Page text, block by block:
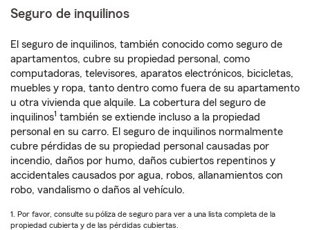
Seguro de inquilinos
El seguro de inquilinos, también conocido como seguro de
apartamentos, cubre su propiedad personal, como
computadoras, televisores, aparatos electrónicos, bicicletas,
muebles y ropa, tanto dentro como fuera de su apartamento
u otra vivienda que alquile. La cobertura del seguro de
inquilinos1 también se extiende incluso a la propiedad
personal en su carro. El seguro de inquilinos normalmente
cubre pérdidas de su propiedad personal causadas por
incendio, daños por humo, daños cubiertos repentinos y
accidentales causados por agua, robos, allanamientos con
robo, vandalismo o daños al vehículo.
1. Por favor, consulte su póliza de seguro para ver a una lista completa de la
propiedad cubierta y de las pérdidas cubiertas.